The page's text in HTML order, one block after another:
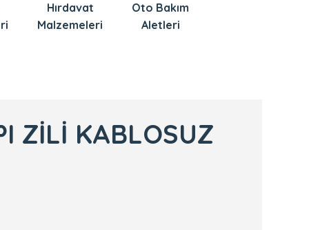
Hırdavat
Malzemeleri
Oto Bakım
Aletleri
ZİLİ KABLOSUZ